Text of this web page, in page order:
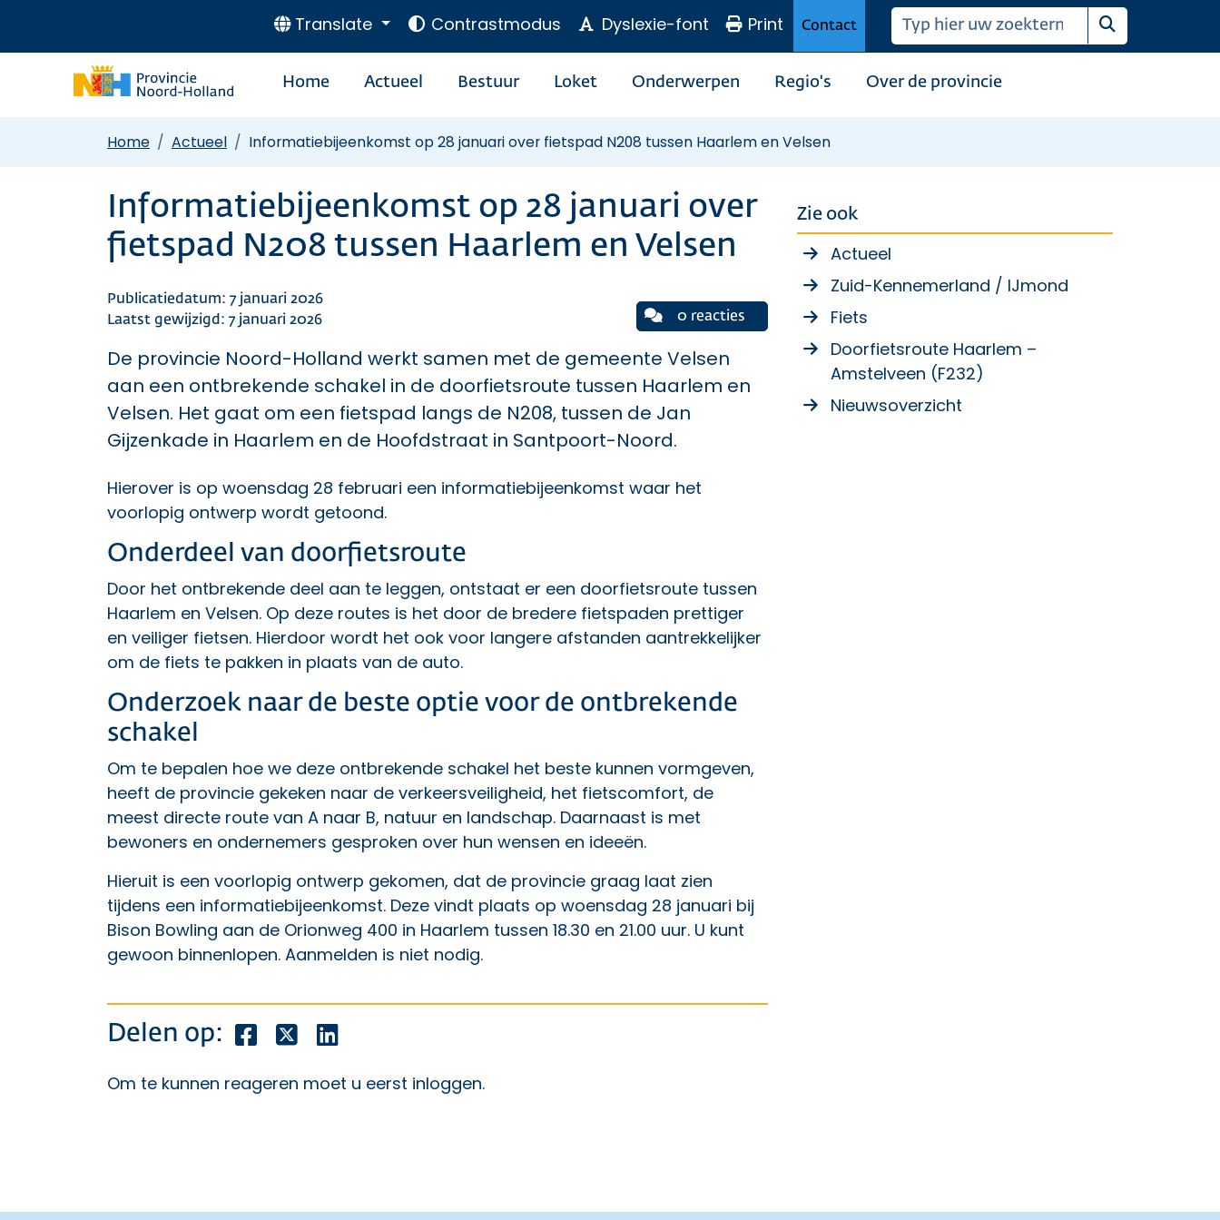
Translate Contrastmodus Dyslexie-font Print Contact
Zoeken
Home Actueel Bestuur Loket Onderwerpen Regio's Over de provincie
Home Actueel Informatiebijeenkomst op 28 januari over fietspad N208 tussen Haarlem en Velsen
Informatiebijeenkomst op 28 januari over
fietspad N208 tussen Haarlem en Velsen
Publicatiedatum: 7 januari 2026
Laatst gewijzigd: 7 januari 2026
0 reacties
De provincie Noord-Holland werkt samen met de gemeente Velsen
aan een ontbrekende schakel in de doorfietsroute tussen Haarlem en
Velsen. Het gaat om een fietspad langs de N208, tussen de Jan
Gijzenkade in Haarlem en de Hoofdstraat in Santpoort-Noord.
Hierover is op woensdag 28 februari een informatiebijeenkomst waar het
voorlopig ontwerp wordt getoond.
Onderdeel van doorfietsroute
Door het ontbrekende deel aan te leggen, ontstaat er een doorfietsroute tussen
Haarlem en Velsen. Op deze routes is het door de bredere fietspaden prettiger
en veiliger fietsen. Hierdoor wordt het ook voor langere afstanden aantrekkelijker
om de fiets te pakken in plaats van de auto.
Onderzoek naar de beste optie voor de ontbrekende
schakel
Om te bepalen hoe we deze ontbrekende schakel het beste kunnen vormgeven,
heeft de provincie gekeken naar de verkeersveiligheid, het fietscomfort, de
meest directe route van A naar B, natuur en landschap. Daarnaast is met
bewoners en ondernemers gesproken over hun wensen en ideeën.
Hieruit is een voorlopig ontwerp gekomen, dat de provincie graag laat zien
tijdens een informatiebijeenkomst. Deze vindt plaats op woensdag 28 januari bij
Bison Bowling aan de Orionweg 400 in Haarlem tussen 18.30 en 21.00 uur. U kunt
gewoon binnenlopen. Aanmelden is niet nodig.
Delen op: Deel dit bericht op Facebook
Deel dit bericht op X
Deel dit bericht op LinkedIn
Om te kunnen reageren moet u eerst inloggen.
Zie ook
Actueel
Zuid-Kennemerland / IJmond
Fiets
Doorfietsroute Haarlem –
Amstelveen (F232)
Nieuwsoverzicht